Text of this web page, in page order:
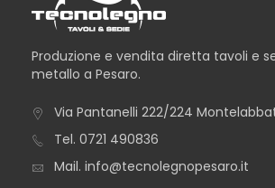
Produzione e vendita diretta tavoli e
metallo a Pesaro.
Via Pantanelli 222/224
Tel. 0721 490836
Mail. info@tecnolegnopesaro.it